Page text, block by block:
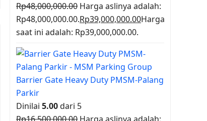
Rp48,000,000.00 Harga aslinya adalah:
Rp48,000,000.00.Rp39,000,000.00Harga
saat ini adalah: Rp39,000,000.00.
Barrier Gate Heavy Duty PMSM-Palang
Parkir
Dinilai 5.00dari 5